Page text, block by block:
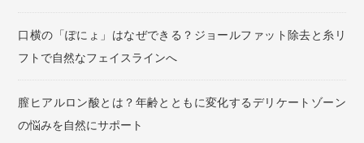
口横の「ぽにょ」はなぜできる？ジョールファット除去と糸リ
フトで自然なフェイスラインへ
膣ヒアルロン酸とは？年齢とともに変化するデリケートゾーン
の悩みを自然にサポート